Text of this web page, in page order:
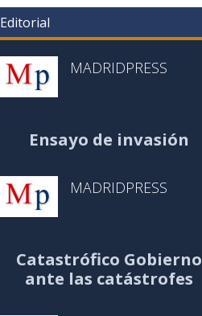
Editorial
MADRIDPRESS
Ensayo de invasión
MADRIDPRESS
Catastrófico Gobierno
ante las catástrofes